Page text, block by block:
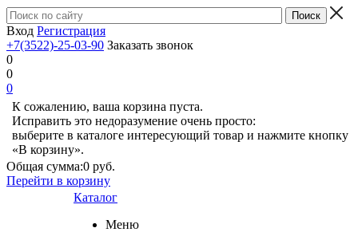
Вход Регистрация
+7(3522)-25-03-90 Заказать звонок
0
0
0
К сожалению, ваша корзина пуста.
Исправить это недоразумение очень просто:
выберите в каталоге интересующий товар и нажмите кнопку
«В корзину».
Общая сумма:0 руб.
Перейти в корзину
Каталог
Меню